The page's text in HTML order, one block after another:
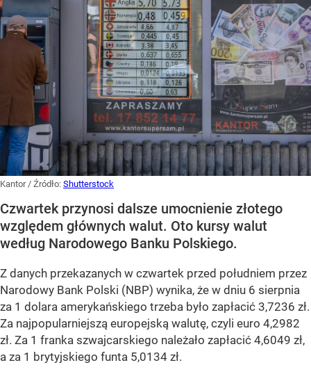
Kantor / Źródło: Shutterstock
Czwartek przynosi dalsze umocnienie złotego
względem głównych walut. Oto kursy walut
według Narodowego Banku Polskiego.
Z danych przekazanych w czwartek przed południem przez
Narodowy Bank Polski (NBP) wynika, że w dniu 6 sierpnia
za 1 dolara amerykańskiego trzeba było zapłacić 3,7236 zł.
Za najpopularniejszą europejską walutę, czyli euro 4,2982
zł. Za 1 franka szwajcarskiego należało zapłacić 4,6049 zł,
a za 1 brytyjskiego funta 5,0134 zł.